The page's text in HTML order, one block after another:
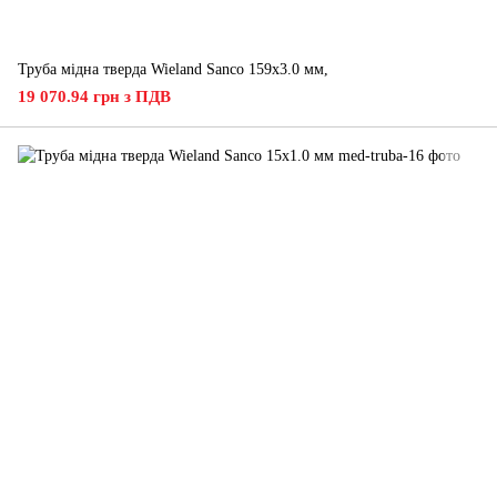
Труба мідна тверда Wieland Sanco 159х3.0 мм,
19 070.94 грн з ПДВ